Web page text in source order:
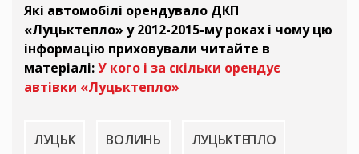
Які автомобілі орендувало ДКП
«Луцьктепло» у 2012-2015-му роках і чому цю
інформацію приховували читайте в
матеріалі:У кого і за скільки орендує
автівки «Луцьктепло»
ЛУЦЬК ВОЛИНЬ ЛУЦЬКТЕПЛО